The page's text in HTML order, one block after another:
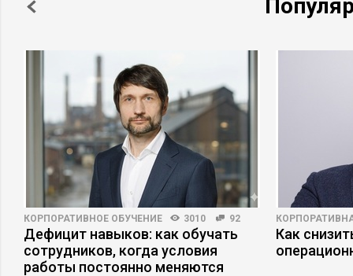
КОРПОРАТИВНОЕ ОБУЧЕНИЕ 3010 92
Дефицит навыков: как обучать
сотрудников, когда условия
работы постоянно меняются
Как